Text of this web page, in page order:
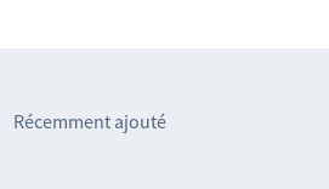
Récemment ajouté